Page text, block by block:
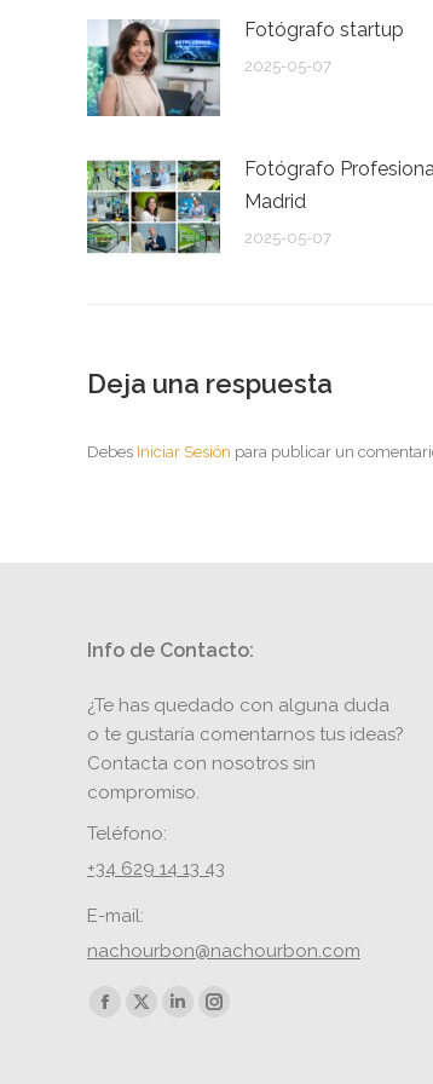
Fotógrafo startup
2025-05-07
Fotógrafo
Madrid
2025-05-07
Deja una respuesta
Debes Iniciar Sesión para publicar un
Info de Contacto:
¿Te has quedado con alguna duda
o te gustaría comentarnos tus ideas?
Contacta con nosotros sin
compromiso.
Teléfono:
+34 629 14 13 43
E-mail:
nachourbon@nachourbon.com
Encuéntranos en:
Facebook
X
LinkedinInstagram